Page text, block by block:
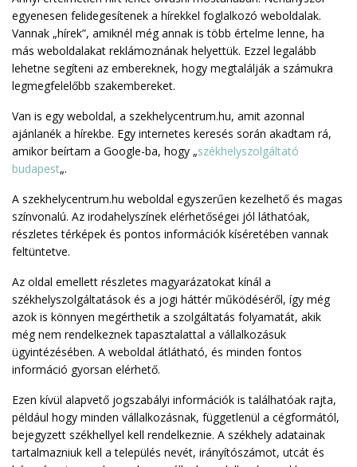
egyenesen felidegesítenek a hírekkel foglalkozó weboldalak.
Vannak „hírek”, amiknél még annak is több értelme lenne, ha
más weboldalakat reklámoznának helyettük. Ezzel legalább
lehetne segíteni az embereknek, hogy megtalálják a számukra
legmegfelelőbb szakembereket.
Van is egy weboldal, a szekhelycentrum.hu, amit azonnal
ajánlanék a hírekbe. Egy internetes keresés során akadtam rá,
amikor beírtam a Google-ba, hogy „székhelyszolgáltató
budapest„.
A szekhelycentrum.hu weboldal egyszerűen kezelhető és magas
színvonalú. Az irodahelyszínek elérhetőségei jól láthatóak,
részletes térképek és pontos információk kíséretében vannak
feltüntetve.
Az oldal emellett részletes magyarázatokat kínál a
székhelyszolgáltatások és a jogi háttér működéséről, így még
azok is könnyen megérthetik a szolgáltatás folyamatát, akik
még nem rendelkeznek tapasztalattal a vállalkozásuk
ügyintézésében. A weboldal átlátható, és minden fontos
információ gyorsan elérhető.
Ezen kívül alapvető jogszabályi információk is találhatóak rajta,
például hogy minden vállalkozásnak, függetlenül a cégformától,
bejegyzett székhellyel kell rendelkeznie. A székhely adatainak
tartalmazniuk kell a település nevét, irányítószámot, utcát és